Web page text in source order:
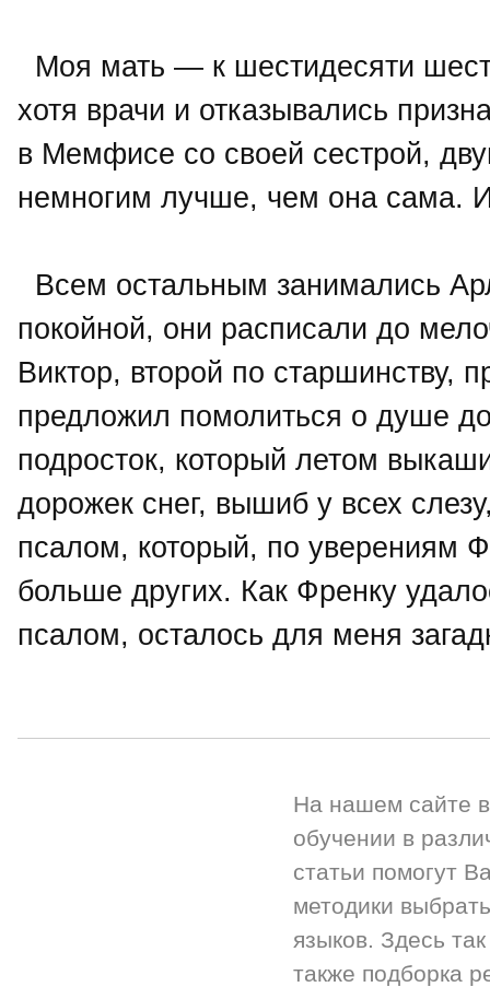
Моя мать — к шестидесяти
хотя врачи и отказывались
в Мемфисе со своей сестрой,
немногим лучше, чем она сама.
Всем остальным занимались
покойной, они расписали до
Виктор, второй по старшинству,
предложил помолиться о душе
подросток, который летом
дорожек снег, вышиб у всех
псалом, который, по уверениям
больше других. Как Френку
псалом, осталось для меня
На нашем сайте
обучении в
статьи помогут
методики
языков. Здесь
также подборка